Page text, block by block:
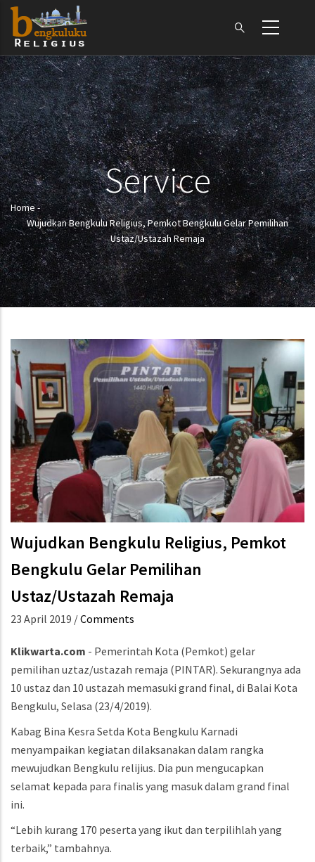
Skip
main
content
Service
Breadcrumb
Home-
Wujudkan Bengkulu Religius, Pemkot Bengkulu Gelar Pemilihan
Ustaz/Ustazah Remaja
Wujudkan Bengkulu Religius, Pemkot
Bengkulu Gelar Pemilihan
Ustaz/Ustazah Remaja
23 April 2019 /Comments
Klikwarta.com - Pemerintah Kota (Pemkot) gelar
pemilihan uztaz/ustazah remaja (PINTAR). Sekurangnya ada
10 ustaz dan 10 ustazah memasuki grand final, di Balai Kota
Bengkulu, Selasa (23/4/2019).
Kabag Bina Kesra Setda Kota Bengkulu Karnadi
menyampaikan kegiatan dilaksanakan dalam rangka
mewujudkan Bengkulu relijius. Dia pun mengucapkan
selamat kepada para finalis yang masuk dalam grand final
ini.
“Lebih kurang 170 peserta yang ikut dan terpilihlah yang
terbaik,” tambahnya.